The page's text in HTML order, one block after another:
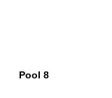
Pool 8